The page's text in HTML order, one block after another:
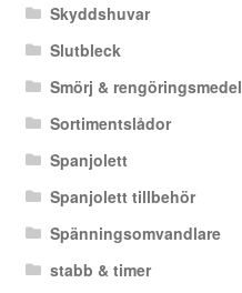
Skyddshuvar
Slutbleck
Smörj & rengöringsmedel
Sortimentslådor
Spanjolett
Spanjolett tillbehör
Spänningsomvandlare
stabb & timer